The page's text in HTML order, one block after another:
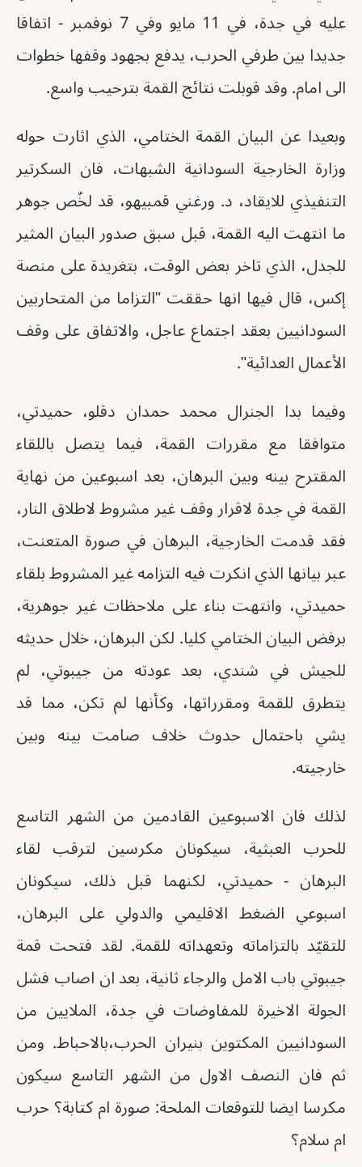
عليه في جدة، في 11 مايو وفي 7 نوفمبر - اتفاقا
جديدا بين طرفي الحرب، يدفع بجهود وقفها خطوات
الى امام. وقد قوبلت نتائج القمة بترحيب واسع.
وبعيدا عن البيان القمة الختامي، الذي اثارت حوله
وزارة الخارجية السودانية الشبهات، فان السكرتير
التنفيذي للايقاد، د. ورغني قمبيهو، قد لخّص جوهر
ما انتهت اليه القمة، قبل سبق صدور البيان المثير
للجدل، الذي تاخر بعض الوقت، بتغريدة على منصة
إكس، قال فيها انها حققت "التزاما من المتحاربين
السودانيين بعقد اجتماع عاجل، والاتفاق على وقف
الأعمال العدائية".
وفيما بدا الجنرال محمد حمدان دقلو، حميدتي،
متوافقا مع مقررات القمة، فيما يتصل باللقاء
المقترح بينه وبين البرهان، بعد اسبوعين من نهاية
القمة في جدة لاقرار وقف غير مشروط لاطلاق النار،
فقد قدمت الخارجية، البرهان في صورة المتعنت،
عبر بيانها الذي انكرت فيه التزامه غير المشروط بلقاء
حميدتي، وانتهت بناء على ملاحظات غير جوهرية،
برفض البيان الختامي كليا. لكن البرهان، خلال حديثه
للجيش في شندي، بعد عودته من جيبوتي، لم
يتطرق للقمة ومقرراتها، وكأنها لم تكن، مما قد
يشي باحتمال حدوث خلاف صامت بينه وبين
خارجيته.
لذلك فان الاسبوعين القادمين من الشهر التاسع
للحرب العبثية، سيكونان مكرسين لترقب لقاء
البرهان - حميدتي، لكنهما قبل ذلك، سيكونان
اسبوعي الضغط الاقليمي والدولي على البرهان،
للتقيّد بالتزاماته وتعهداته للقمة. لقد فتحت قمة
جيبوتي باب الامل والرجاء ثانية، بعد ان اصاب فشل
الجولة الاخيرة للمفاوضات في جدة، الملايين من
السودانيين المكتوين بنيران الحرب،بالاحباط. ومن
ثم فان النصف الاول من الشهر التاسع سيكون
مكرسا ايضا للتوقعات الملحة: صورة ام كتابة؟ حرب
ام سلام؟